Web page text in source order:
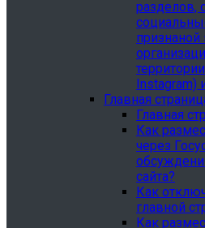
разделов,
признаной
Instagram)
Главная
Главная
Как
через
сайта?
Как
главной
Как